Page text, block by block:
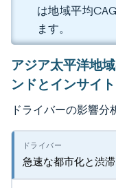
は地域平均
ます。
アジア太平洋地
ンドとインサイト
ドライバーの影響分
急速な都市化と渋